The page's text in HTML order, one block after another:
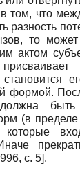
том, что
разность
то может
актом
формой.
быть
(в
которые
, с. 5].